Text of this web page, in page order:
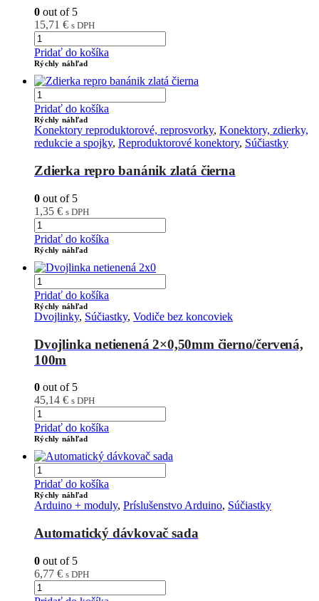
0 out of 5
15,71 € s DPH
Pridať do košíka
Rýchly náhľad
Pridať do košíka
Rýchly náhľad
Konektory reproduktorové, reprosvorky, Konektory, zdierky,
redukcie a spojky, Reproduktorové konektory, Súčiastky
Zdierka repro banánik zlatá čierna
0 out of 5
1,35 € s DPH
Pridať do košíka
Rýchly náhľad
Pridať do košíka
Rýchly náhľad
Dvojlinky, Súčiastky, Vodiče bez koncoviek
Dvojlinka netienená 2×0,50mm čierno/červená,
100m
0 out of 5
45,14 € s DPH
Pridať do košíka
Rýchly náhľad
Pridať do košíka
Rýchly náhľad
Arduino + moduly, Príslušenstvo Arduino, Súčiastky
Automatický dávkovač sada
0 out of 5
6,77 € s DPH